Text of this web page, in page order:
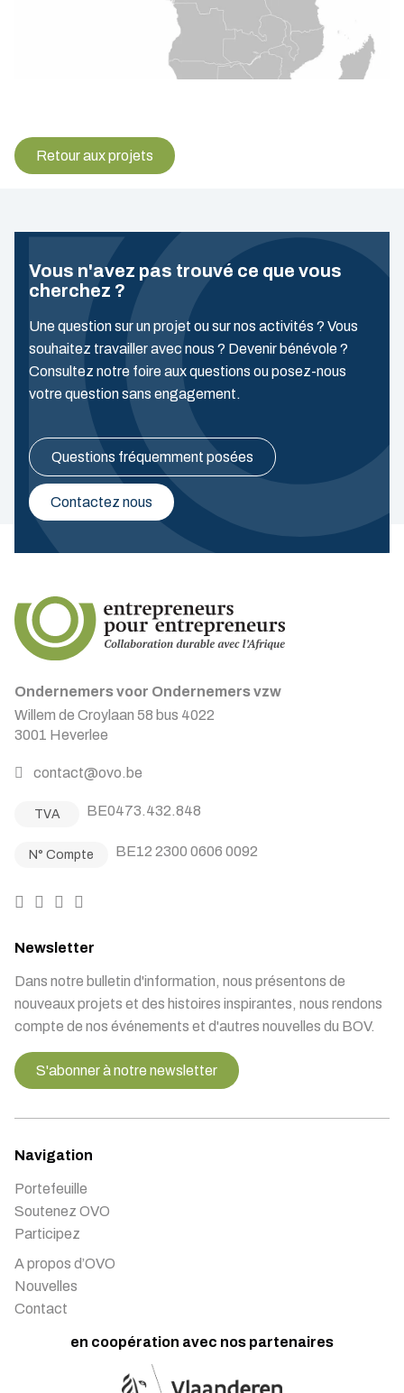
Retour aux projets
Vous n'avez pas trouvé ce que vous
cherchez ?
Une question sur un projet ou sur nos activités ? Vous
souhaitez travailler avec nous ? Devenir bénévole ?
Consultez notre foire aux questions ou posez-nous
votre question sans engagement.
Questions fréquemment posées
Contactez nous
Ondernemers voor Ondernemers vzw
Willem de Croylaan 58 bus 4022
3001 Heverlee
contact@ovo.be
TVA BE0473.432.848
N° Compte BE12 2300 0606 0092
Newsletter
Dans notre bulletin d'information, nous présentons de
nouveaux projets et des histoires inspirantes, nous rendons
compte de nos événements et d'autres nouvelles du BOV.
S'abonner à notre newsletter
Navigation
Portefeuille
Soutenez OVO
Participez
A propos d’OVO
Nouvelles
Contact
en coopération avec nos partenaires